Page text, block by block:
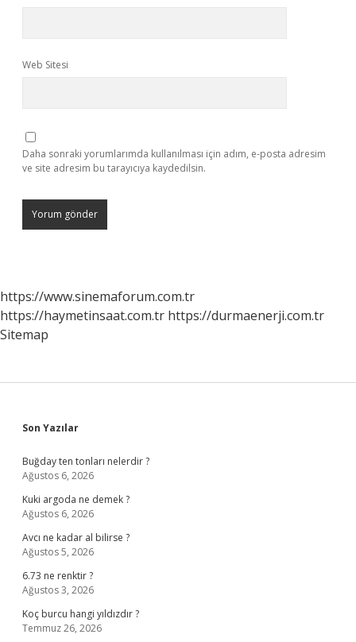
Web Sitesi
Daha sonraki yorumlarımda kullanılması için adım, e-posta adresim
ve site adresim bu tarayıcıya kaydedilsin.
https://www.sinemaforum.com.tr
https://haymetinsaat.com.tr https://durmaenerji.com.tr
Sitemap
Sidebar
Son Yazılar
Buğday ten tonları nelerdir ?
Ağustos 6, 2026
Kuki argoda ne demek ?
Ağustos 6, 2026
Avcı ne kadar al bilirse ?
Ağustos 5, 2026
6.73 ne renktir ?
Ağustos 3, 2026
Koç burcu hangi yıldızdır ?
Temmuz 26, 2026